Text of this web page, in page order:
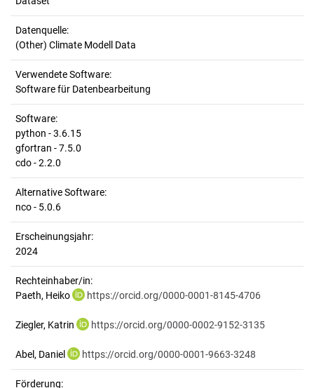
Datenquelle:
(Other) Climate Modell Data
Verwendete Software:
Software für Datenbearbeitung
Software:
python - 3.6.15
gfortran - 7.5.0
cdo - 2.2.0
Alternative Software:
nco - 5.0.6
Erscheinungsjahr:
2024
Rechteinhaber/in:
Paeth, Heiko
https://orcid.org/0000-0001-8145-4706
Ziegler, Katrin https://orcid.org/0000-0002-9152-3135
Abel, Daniel https://orcid.org/0000-0001-9663-3248
Förderung: